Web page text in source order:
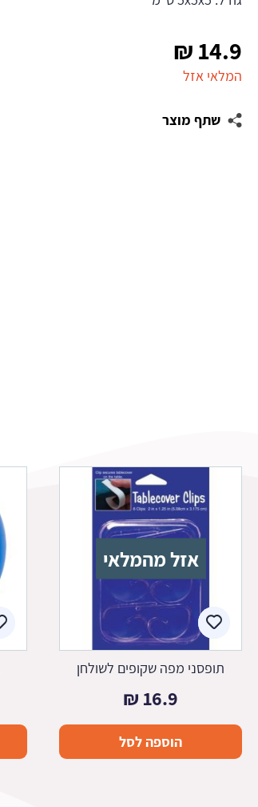
14.9
₪
המלאי אזל
שתף מוצר
אזל מהמלאי
תופסני מפה שקופים לשולחן
16.9
₪
הוספה לסל